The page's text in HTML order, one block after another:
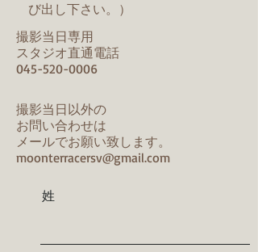
び出し下さい。）
撮影当日専用
スタジオ直通電話
045-520-0006
撮影当日以外の
お問い合わせは
​メールでお願い致します。
moonterracersv@gmail.com
姓